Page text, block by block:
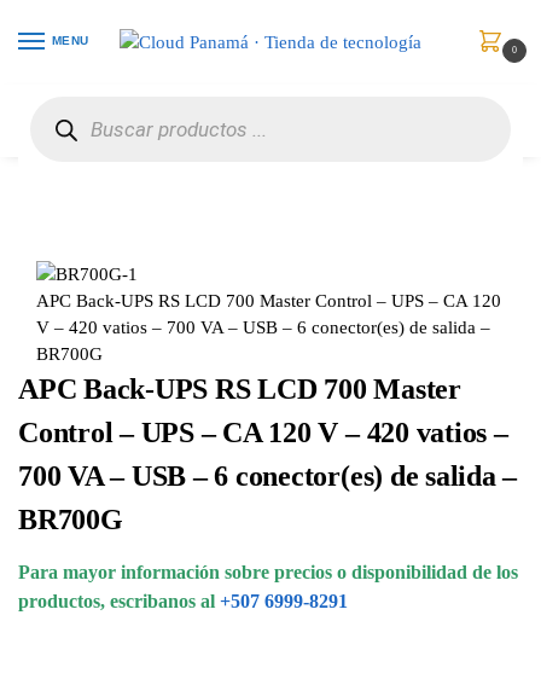
MENU
0
APC Back-UPS RS LCD 700 Master Control – UPS – CA 120
V – 420 vatios – 700 VA – USB – 6 conector(es) de salida –
BR700G
APC Back-UPS RS LCD 700 Master
Control – UPS – CA 120 V – 420 vatios –
700 VA – USB – 6 conector(es) de salida –
BR700G
Para mayor información sobre precios o disponibilidad de los
productos, escribanos al +507 6999-8291